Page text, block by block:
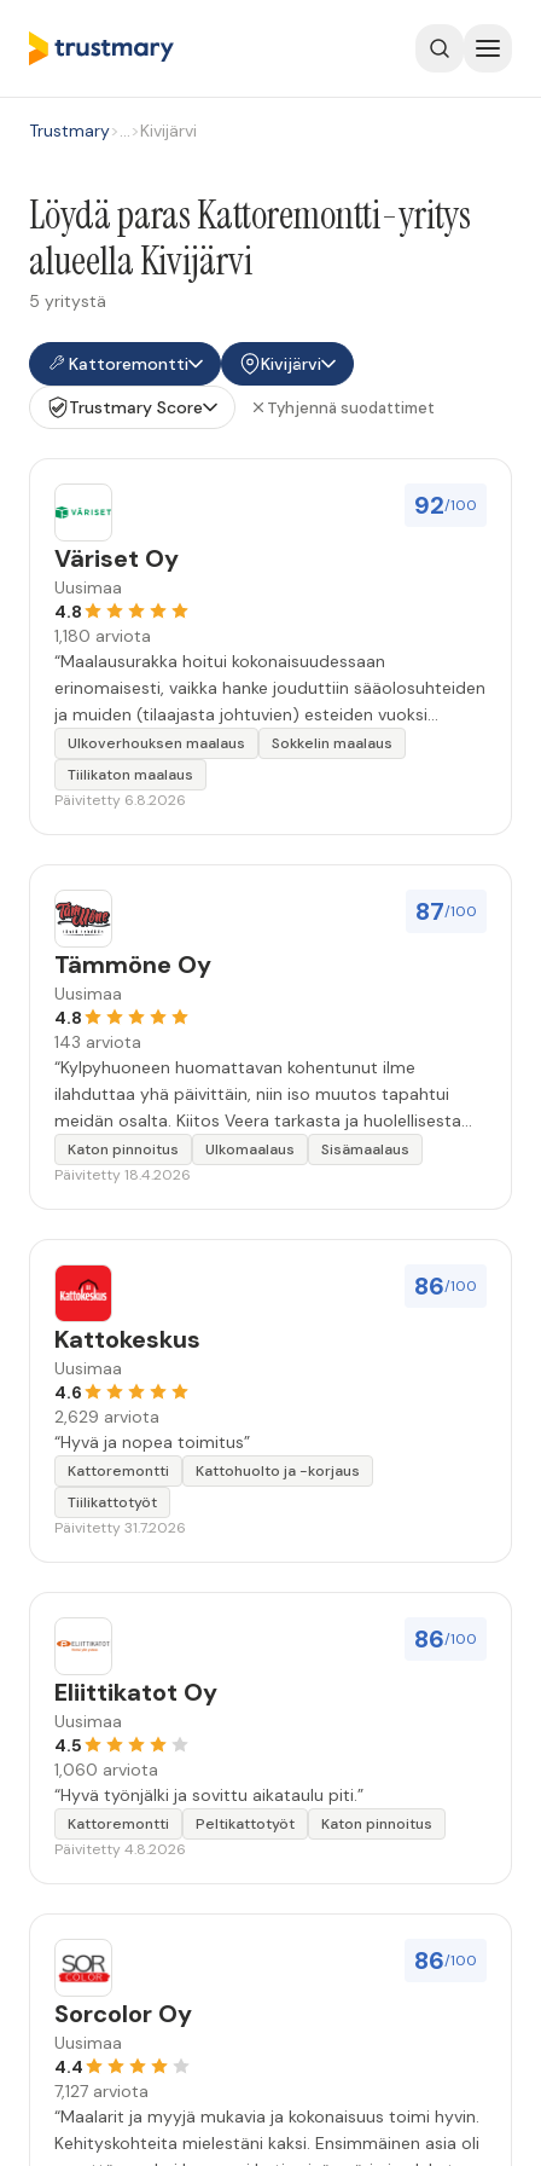
Trustmary>…>Kivijärvi
Löydä paras Kattoremontti-yritys
alueella Kivijärvi
5 yritystä
Kattoremontti
Kivijärvi
Trustmary Score
Tyhjennä suodattimet
92/100
Väriset Oy
Uusimaa
4.8
1,180 arviota
“Maalausurakka hoitui kokonaisuudessaan
erinomaisesti, vaikka hanke jouduttiin sääolosuhteiden
ja muiden (tilaajasta johtuvien) esteiden vuoksi
keskeyttämään n. 3 viikoksi. Maalaistulos on oikein
hyvä, yhteydenpito erinomaista, jälkityöt tehtiin
huolellisesti. Suosittelen. Erityiskiitos itse maalareille:
Ulkoverhouksen maalaus
Sokkelin maalaus
Tiilikaton maalaus
Päivitetty 6.8.2026
87/100
Tämmöne Oy
Uusimaa
4.8
143 arviota
“Kylpyhuoneen huomattavan kohentunut ilme
ilahduttaa yhä päivittäin, niin iso muutos tapahtui
meidän osalta. Kiitos Veera tarkasta ja huolellisesta
työstä, sekä ystävällisestä palvelusta!”
Katon pinnoitus Ulkomaalaus
Sisämaalaus
Päivitetty 18.4.2026
86/100
Kattokeskus
Uusimaa
4.6
2,629 arviota
“Hyvä ja nopea toimitus”
Kattoremontti
Kattohuolto ja -korjaus
Tiilikattotyöt
Päivitetty 31.7.2026
86/100
Eliittikatot Oy
Uusimaa
4.5
1,060 arviota
“Hyvä työnjälki ja sovittu aikataulu piti.”
Kattoremontti Peltikattotyöt
Katon pinnoitus
Päivitetty 4.8.2026
86/100
Sorcolor Oy
Uusimaa
4.4
7,127 arviota
“Maalarit ja myyjä mukavia ja kokonaisuus toimi hyvin.
Kehityskohteita mielestäni kaksi. Ensimmäinen asia oli